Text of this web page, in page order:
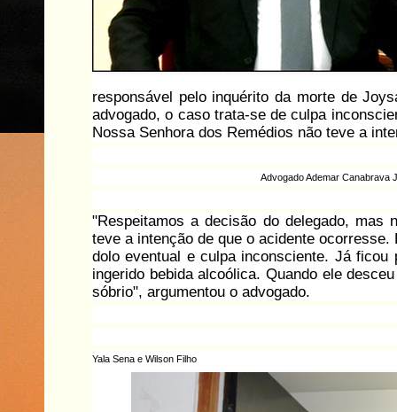
responsável pelo inquérito da morte de
advogado, o caso trata-se de culpa
Nossa Senhora dos Remédios não teve a
Advogado Ademar Canabrava
"Respeitamos a decisão do delegado, mas
teve a intenção de que o acidente
dolo eventual e culpa inconsciente. Já ficou
ingerido bebida alcoólica. Quando ele
sóbrio", argumentou o advogado.
Yala Sena e Wilson Filho